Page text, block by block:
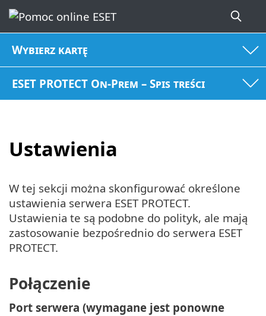
Wybierz kartę
ESET PROTECT On-Prem – Spis treści
Ustawienia
W tej sekcji można skonfigurować określone
ustawienia serwera ESET PROTECT.
Ustawienia te są podobne do polityk, ale mają
zastosowanie bezpośrednio do serwera ESET
PROTECT.
Połączenie
Port serwera (wymagane jest ponowne